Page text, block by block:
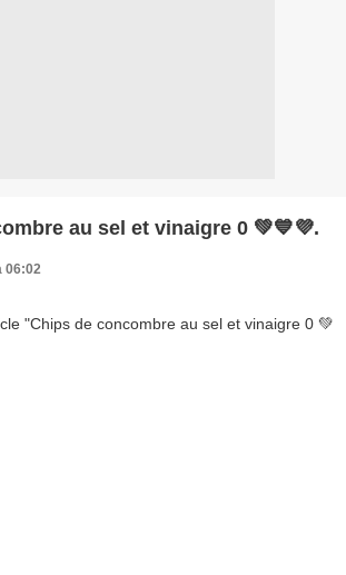
au sel et vinaigre 0 💚💙💜.
06:02